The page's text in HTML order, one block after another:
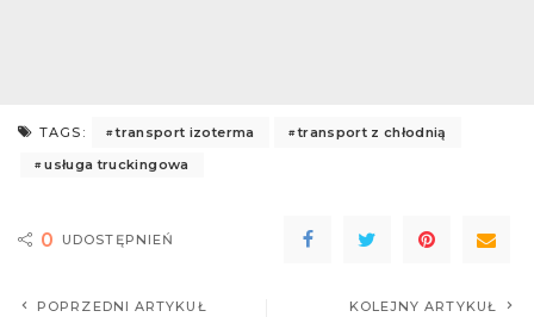
TAGS: transport izoterma
transport z chłodnią
usługa truckingowa
0 UDOSTĘPNIEŃ
POPRZEDNI ARTYKUŁ KOLEJNY ARTYKUŁ